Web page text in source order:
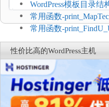
WordPress模板目录结
常用函数-
常用函数-
性价比高的WordPress主机